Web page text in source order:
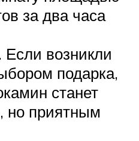
за два часа
возникли
подарка,
станет
но приятным